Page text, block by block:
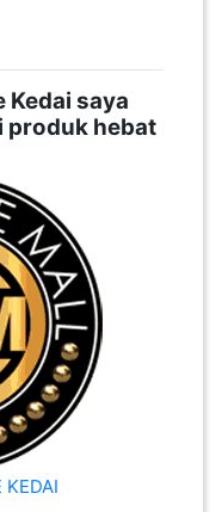
Kedai saya
produk hebat
KEDAI